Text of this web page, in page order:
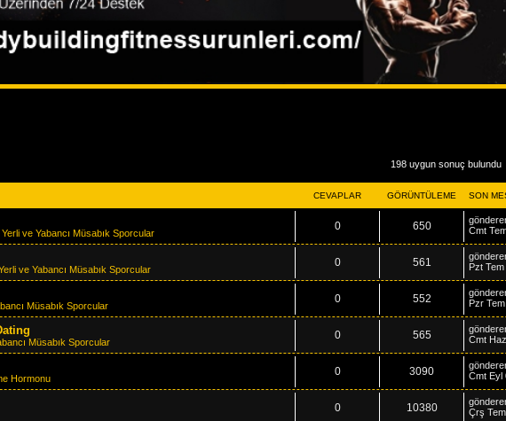
198 uygun sonuç bulundu
CEVAPLAR GÖRÜNTÜLEME SON
Yerli ve Yabancı Müsabık Sporcular
0 650
Cmt
ve Yabancı Müsabık Sporcular
0 561
Pzt
Müsabık Sporcular
0 552
Pzr
Müsabık Sporcular
0 565
Cmt
Hormonu
0 3090
Cmt Eyl
0 10380
Çrş